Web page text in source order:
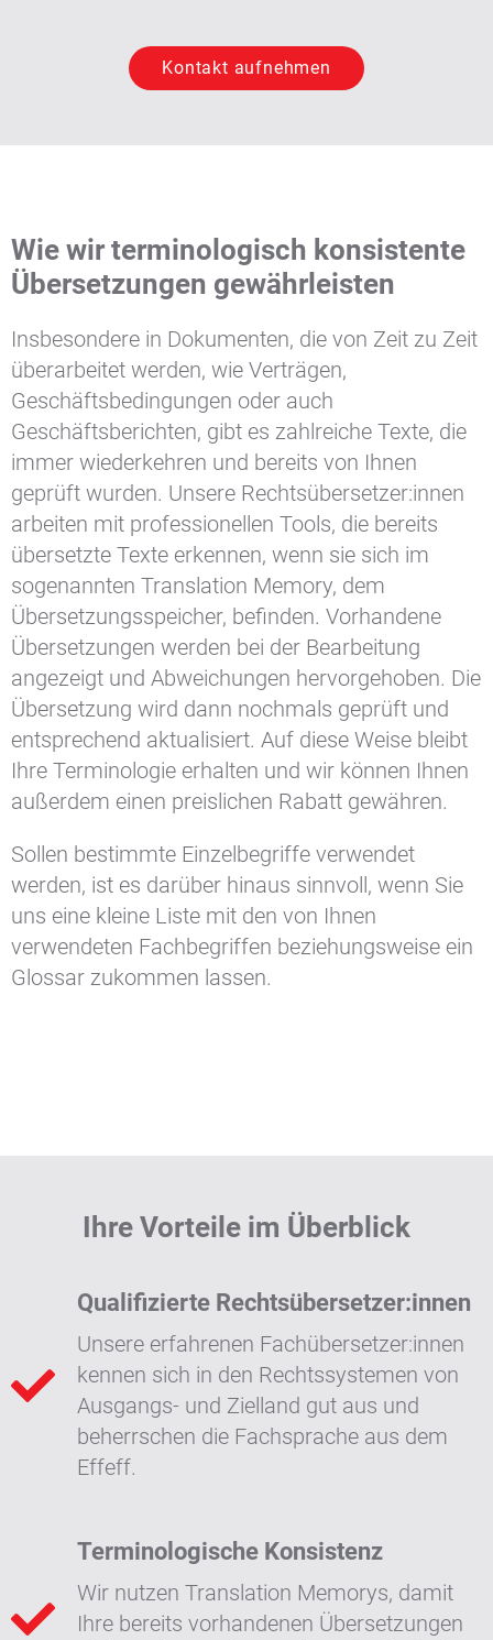
Kontakt aufnehmen
Wie wir terminologisch konsistente
Übersetzungen gewährleisten
Insbesondere in Dokumenten, die von Zeit zu Zeit
überarbeitet werden, wie Verträgen,
Geschäftsbedingungen oder auch
Geschäftsberichten, gibt es zahlreiche Texte, die
immer wiederkehren und bereits von Ihnen
geprüft wurden. Unsere Rechtsübersetzer:innen
arbeiten mit professionellen Tools, die bereits
übersetzte Texte erkennen, wenn sie sich im
sogenannten Translation Memory, dem
Übersetzungsspeicher, befinden. Vorhandene
Übersetzungen werden bei der Bearbeitung
angezeigt und Abweichungen hervorgehoben. Die
Übersetzung wird dann nochmals geprüft und
entsprechend aktualisiert. Auf diese Weise bleibt
Ihre Terminologie erhalten und wir können Ihnen
außerdem einen preislichen Rabatt gewähren.
Sollen bestimmte Einzelbegriffe verwendet
werden, ist es darüber hinaus sinnvoll, wenn Sie
uns eine kleine Liste mit den von Ihnen
verwendeten Fachbegriffen beziehungsweise ein
Glossar zukommen lassen.
Ihre Vorteile im Überblick
Qualifizierte Rechtsübersetzer:innen
Unsere erfahrenen Fachübersetzer:innen
kennen sich in den Rechtssystemen von
Ausgangs- und Zielland gut aus und
beherrschen die Fachsprache aus dem
Effeff.
Terminologische Konsistenz
Wir nutzen Translation Memorys, damit
Ihre bereits vorhandenen Übersetzungen